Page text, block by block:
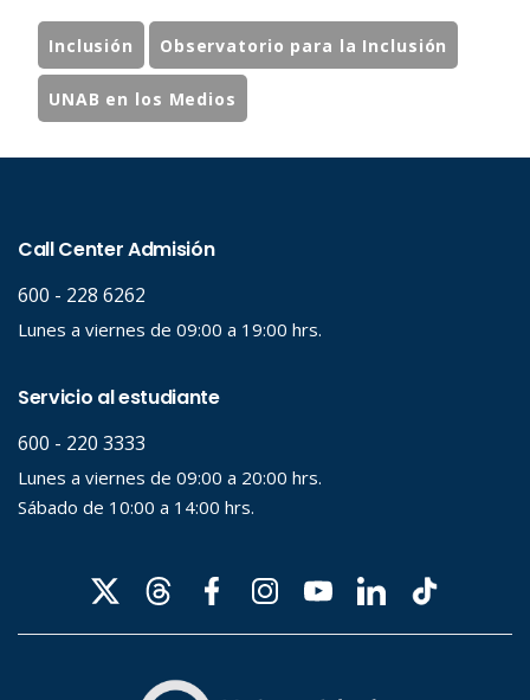
Inclusión Observatorio para la Inclusión
UNAB en los Medios